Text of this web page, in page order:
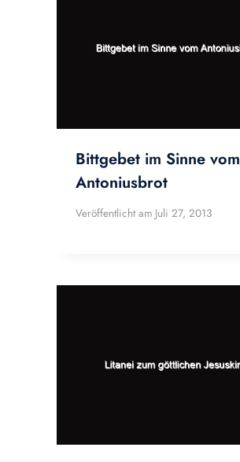
Bittgebet im Sinne vom
Antoniusbrot
Veröffentlicht am Juli 27, 2013